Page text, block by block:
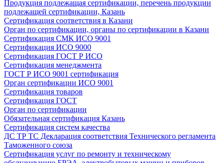
Продукция подлежащая сертификации, перечень продукции
подлежащей сертификации, Казань
Сертификация соответствия в Казани
Орган по сертификации, органы по сертификации в Казани
Сертификация СМК ИСО 9001
Сертификация ИСО 9000
Сертификация ГОСТ Р ИСО
Сертификация менеджмента
ГОСТ Р ИСО 9001 сертификация
Орган сертификации ИСО 9001
Сертификация товаров
Сертификация ГОСТ
Орган по сертификации
Обязательная сертификация Казань
Сертификация систем качества
ДС ТР ТС Декларация соответствия Технического регламента
Таможенного союза
Сертификация услуг по ремонту и техническому